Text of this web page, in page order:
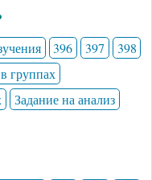
396 397
398
группах
Задание на анализ